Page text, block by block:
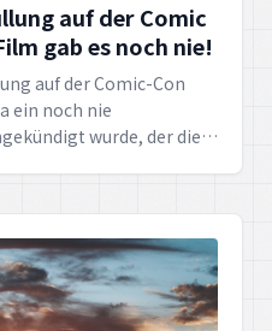
auf der Comic
gab es noch nie!
auf der Comic-Con
ein noch nie
wurde, der die